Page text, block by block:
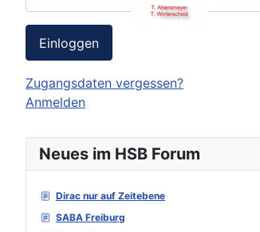
Neues im HSB Forum
Dirac nur auf Zeitebene
SABA Freiburg
Einloggen
Zugangsdaten vergessen?
Anmelden